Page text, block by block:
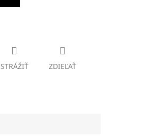
STRÁŽIŤ ZDIEĽAŤ